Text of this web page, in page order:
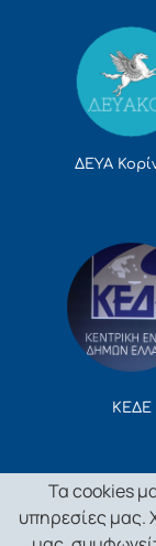
ΔΕΥΑ
ΚΕΔΕ
Τα cookies
υπηρεσίες μας.